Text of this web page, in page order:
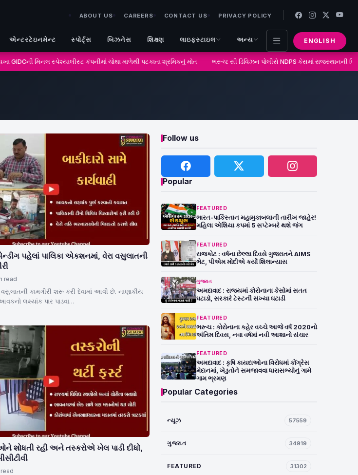
ABOUT US CAREERS CONTACT US PRIVACY POLICY
એન્ટરટેઇનમેન્ટ સ્પોર્ટ્સ બિઝનેસ શિક્ષણ લાઇફસ્ટાઇલ અન્ય ENGLISH
GIDCની મિનલ સ્પેશ્યાલીસ્ટ કંપનીમાં ચોથા માળેથી પટકાતા શ્રમિકનું મોત ભરૂચ: સી ડિવિઝન પોલીસે NDPS કેસમાં રાજસ્થાનની
પહેલાં પાલિકા એકશનમાં, વેરા વસુલાતની
read
કામગીરી શરૂ કરી દેવામાં આવી છે. નાણાકીય
લક્ષ્યાંક પાર પાડવા…
શોધતી રહી અને તસ્કરોએ ખેલ પાડી દીધો,
read
Follow us
Popular
FEATURED
ભારત-પાકિસ્તાન મહામુકાબલાની તારીખ જાહેર!
મહિલા એશિયા કપમાં 5 સપ્ટેમ્બરે થશે જંગ
FEATURED
રાજકોટ : વર્ષના છેલ્લા દિવસે ગુજરાતને AIMS
ભેટ, પીએમ મોદીએ કર્યો શિલાન્યાસ
ગુજરાત
અમદાવાદ : રાજયમાં કોરોનાના કેસોમાં સતત
ઘટાડો, સરકારે ટેસ્ટની સંખ્યા ઘટાડી
FEATURED
ભરૂચ : કોરોનાના કહેર વચ્ચે આજે વર્ષ 2020નો
અંતિમ દિવસ, નવા વર્ષમાં નવી આશાનો સંચાર
FEATURED
અમદાવાદ : કૃષિ કાયદાઓના વિરોધમાં કોંગ્રેસ
મેદાનમાં, ખેડુતોને સમજાવવા ધારાસભ્યોનું ગામે
ગામ ભ્રમણ
Popular Categories
ન્યૂઝ 57559
ગુજરાત 34919
FEATURED 31302